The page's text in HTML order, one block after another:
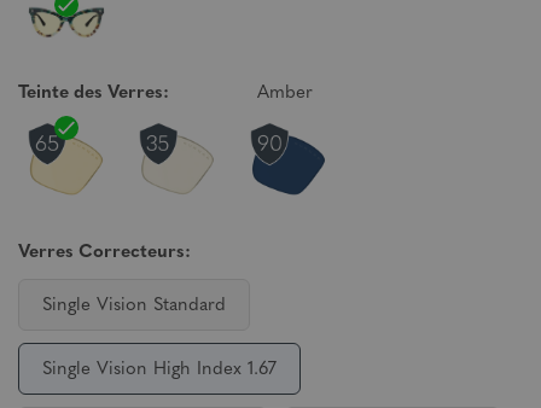
Teinte des Verres: Amber
Verres Correcteurs:
Single Vision Standard
Single Vision High Index 1.67